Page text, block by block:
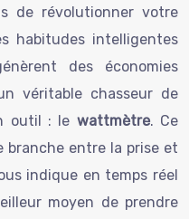
de révolutionner votre
habitudes intelligentes
des économies
véritable chasseur de
outil : le wattmètre. Ce
branche entre la prise et
indique en temps réel
moyen de prendre